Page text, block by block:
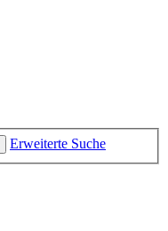
Erweiterte Suche